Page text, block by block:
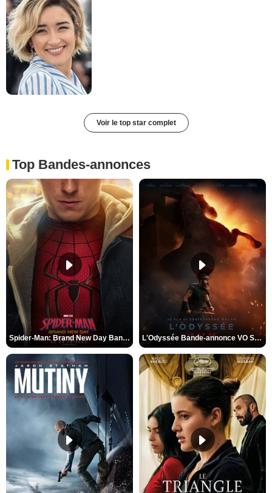
Voir le top star complet
Top Bandes-annonces
Spider-Man: Brand New Day Bande-annonce VO STFR L'Odyssée Bande-annonce VO STFR